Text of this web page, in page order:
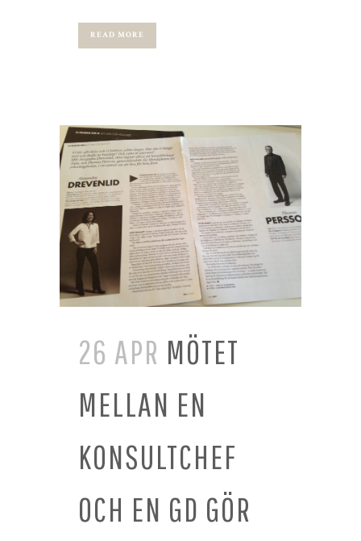
READ MORE
26 APR MÖTET
MELLAN EN
KONSULTCHEF
OCH EN GD GÖR